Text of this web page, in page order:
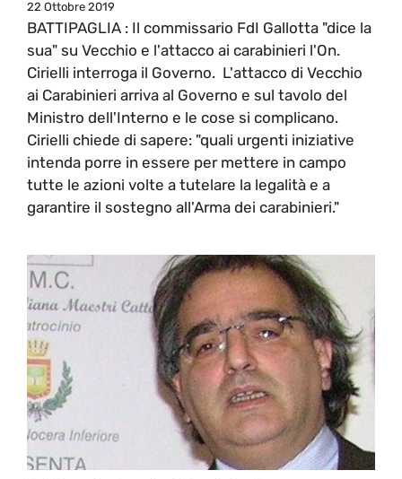
22 Ottobre 2019
BATTIPAGLIA : Il commissario FdI Gallotta "dice la
sua" su Vecchio e l'attacco ai carabinieri l'On.
Cirielli interroga il Governo. L'attacco di Vecchio
ai Carabinieri arriva al Governo e sul tavolo del
Ministro dell'Interno e le cose si complicano.
Cirielli chiede di sapere: "quali urgenti iniziative
intenda porre in essere per mettere in campo
tutte le azioni volte a tutelare la legalità e a
garantire il sostegno all'Arma dei carabinieri."